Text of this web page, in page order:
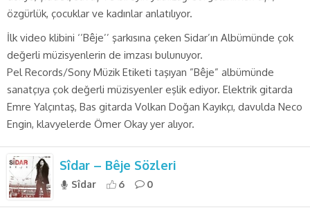
özgürlük, çocuklar ve kadınlar anlatılıyor.
İlk video klibini ‘’Bêje’’ şarkısına çeken Sidar’ın Albümünde çok
değerli müzisyenlerin de imzası bulunuyor.
Pel Records/Sony Müzik Etiketi taşıyan ”Bêje” albümünde
sanatçıya çok değerli müzisyenler eşlik ediyor. Elektrik gitarda
Emre Yalçıntaş, Bas gitarda Volkan Doğan Kayıkçı, davulda Neco
Engin, klavyelerde Ömer Okay yer alıyor.
Sîdar – Bêje Sözleri
Sîdar 6 0